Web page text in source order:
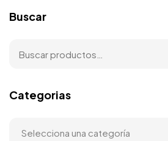
Buscar
Categorias